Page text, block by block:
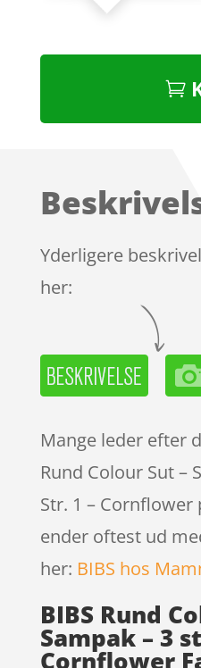
Yderligere
her:
Mange leder efter
Rund Colour Sut –
Str. 1 – Cornflower
ender oftest ud
her: BIBS hos
BIBS Rund
Sampak – 3
Cornflower